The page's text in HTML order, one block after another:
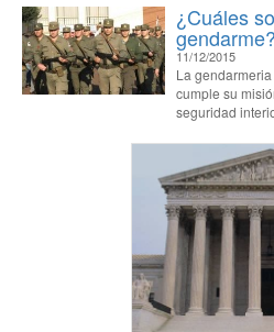
¿Cuáles
gendarme?
11/12/2015
La
cumple su
seguridad